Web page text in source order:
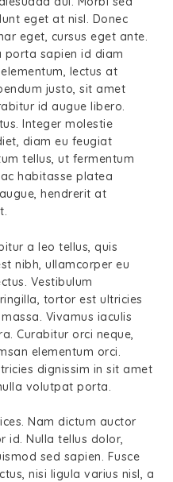
eget at nisl. Donec
eget, cursus eget ante.
porta sapien id diam
lectus at
justo, sit amet
id augue libero.
Integer molestie
diam eu feugiat
tellus, ut fermentum
habitasse platea
hendrerit at
a leo tellus, quis
nibh, ullamcorper eu
Vestibulum
tortor est ultricies
Vivamus iaculis
Curabitur orci neque,
elementum orci.
dignissim in sit amet
volutpat porta.
Nam dictum auctor
id. Nulla tellus dolor,
sed sapien. Fusce
nisi ligula varius nisl, a